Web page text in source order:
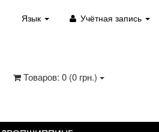
Язык Учётная запись
Товаров: 0 (0 грн.)